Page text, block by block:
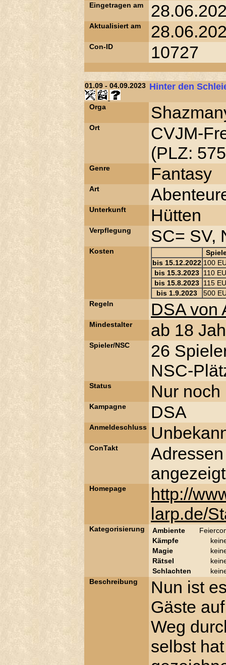
Eingetragen am
Aktualisiert am
Con-ID 10727
01.09 - 04.09.2023 Hinter den
Orga
Ort
CVJM-
(PLZ:
Genre Fantasy
Art
Unterkunft Hütten
Verpflegung SC= SV,
Kosten
bis 15.12.2022 100
bis 15.3.2023 110
bis 15.8.2023 115
bis 1.9.2023
500
Regeln
DSA von
Mindestalter ab 18
Spieler/NSC
26
NSC-
Status Nur
Kampagne DSA
Anmeldeschluss
ConTakt
angezeigt
Homepage
http://
larp.de/
Kategorisierung Ambiente
Kämpfe
Magie
Rätsel
Schlachten
Beschreibung
Nun ist
Gäste
Weg
selbst